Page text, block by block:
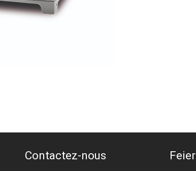
Contactez-nous